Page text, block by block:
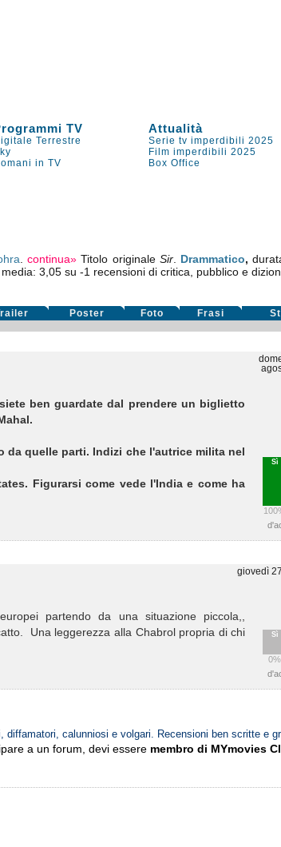
TV Attualità
Terrestre Serie tv imperdibili 2025
Film imperdibili 2025
in TV Box Office
.continua» Titolo originale Sir. Drammatico,
3,05 su -1 recensioni di critica, pubblico e
Poster Foto Frasi
Sì
ben guardate dal prendere un biglietto
quelle parti. Indizi che l'autrice milita nel
Figurarsi come vede l'India e come ha
giovedì
Sì
0%
partendo da una situazione piccola,,
Una leggerezza alla Chabrol propria di chi
calunniosi e volgari. Recensioni ben scritte e
a un forum, devi essere membro di MYmovies